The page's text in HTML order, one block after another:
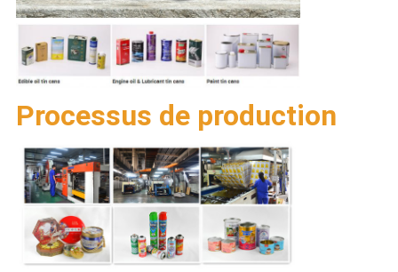
Processus de production